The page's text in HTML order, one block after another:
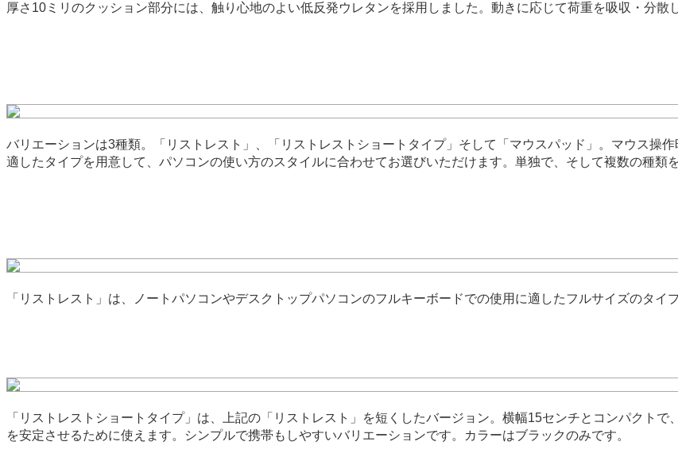
厚さ10ミリのクッション部分には、触り心地のよい低反発ウレタンを採用しました。動きに応じて荷重を吸収・分散
バリエーションは3種類。「リストレスト」、「リストレストショートタイプ」そして「マウスパッド」。マウス操
適したタイプを用意して、パソコンの使い方のスタイルに合わせてお選びいただけます。単独で、そして複数の種類
「リストレスト」は、ノートパソコンやデスクトップパソコンのフルキーボードでの使用に適したフルサイズのタイ
「リストレストショートタイプ」は、上記の「リストレスト」を短くしたバージョン。横幅15センチとコンパクト
を安定させるために使えます。シンプルで携帯もしやすいバリエーションです。カラーはブラックのみです。